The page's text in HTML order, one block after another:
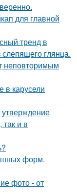
для главной
тренд в
глянца.
неповторимым
в карусели
утверждение
и в
форм.
фото - от